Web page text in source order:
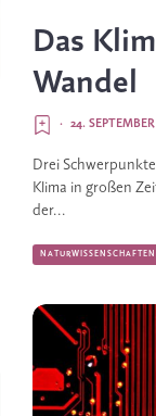
Das
Wandel
24.
·
Drei
Klima in großen
der...
NATURWISSENSCHAFTEN